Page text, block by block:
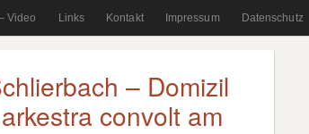
Video Links Kontakt Impressum Datenschutz
– Domizil
convolt am